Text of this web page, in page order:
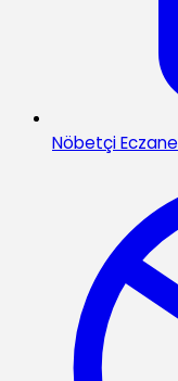
Nöbetçi Eczane